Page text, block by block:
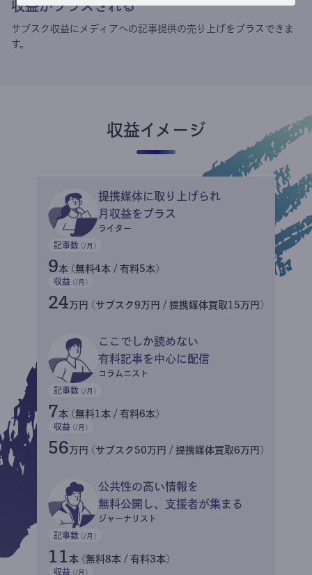
収益がプラスされる
サブスク収益にメディアへの記事提供の売り上げをプラスできま
す。
収益イメージ
提携媒体に取り上げられ
月収益をプラス
ライター
記事数 (/月)
9本 (無料4本 / 有料5本)
収益 (/月)
24万円 (サブスク9万円 / 提携媒体買取15万円)
ここでしか読めない
有料記事を中心に配信
コラムニスト
記事数 (/月)
7本 (無料1本 / 有料6本)
収益 (/月)
56万円 (サブスク50万円 / 提携媒体買取6万円)
公共性の高い情報を
無料公開し、支援者が集まる
ジャーナリスト
記事数 (/月)
11 本 (無料8本 / 有料3本)
収益 (/月)